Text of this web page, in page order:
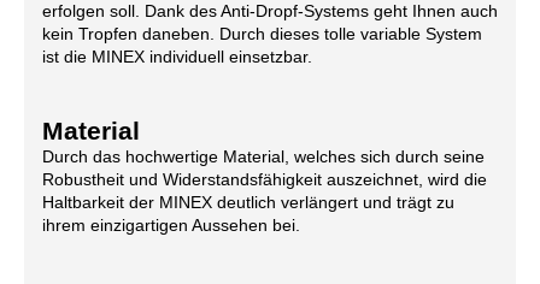
erfolgen soll. Dank des Anti-Dropf-Systems geht Ihnen auch
kein Tropfen daneben. Durch dieses tolle variable System
ist die MINEX individuell einsetzbar.
Material
Durch das hochwertige Material, welches sich durch seine
Robustheit und Widerstandsfähigkeit auszeichnet, wird die
Haltbarkeit der MINEX deutlich verlängert und trägt zu
ihrem einzigartigen Aussehen bei.